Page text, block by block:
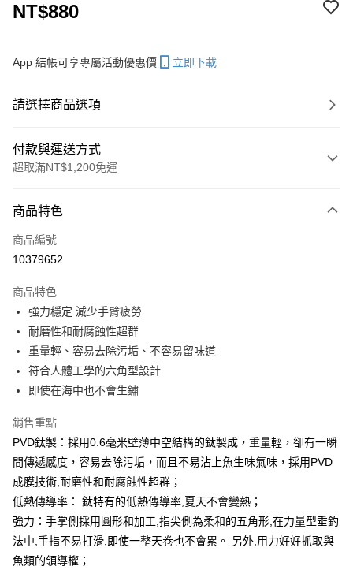
NT$880
App 結帳可享專屬活動優惠價 立即下載
請選擇商品選項
付款與運送方式
超取滿NT$1,200免運
信用卡一次付款
信用卡分期付款
合作金庫商業銀行
華南商業銀行
上海商業儲蓄銀行
國泰世華商業銀行
兆豐國際商業銀行
臺灣中小企業銀行
匯豐（台灣）商業銀行
聯邦商業銀行
元大商業銀行
台新國際商業銀行
中國信託商業銀行
台灣樂天信用卡公司
超商取貨付款
Apple Pay
街口支付
悠遊付
大哥付你分期
相關說明
【大哥付你分期使用說明】
2.付款方式選擇「大哥付你分期」，訂單成立後會自動跳轉到大哥付的交易
流程，驗證手機門號後，選擇欲分期的期數、繳款截止日，確認付款後即完
成交易。
3.實際核准額度、可分期數及費用金額請依後續交易確認頁面所載為準。
4.訂單成立30分鐘內，如未前往確認交易或遇審核未通過，訂單將自動取
消。如遇「轉專審核」未通過狀況，表示未達大哥付你分期系統評分，恕無
AFTEE先享後付
相關說明
【關於「AFTEE先享後付」】
AFTEE先享後付是「在收到商品之後才付款」的支付方式。 讓您購物簡單
便利好安心！
１．簡單：不需註冊會員、不需綁卡、不需儲值。
２．便利：只要手機號碼，簡訊認證，即可結帳。
ATM付款
貨到付款
商品特色
商品編號
10379652
商品特色
強力穩定 減少手臂疲勞
耐磨性和耐腐蝕性超群
重量輕、容易去除污垢、不容易留味道
符合人體工學的六角型設計
即使在海中也不會生鏽
銷售重點
PVD鈦製：採用0.6毫米壁薄中空結構的鈦製成，重量輕，卻有一瞬
間傳遞感度，容易去除污垢，而且不易沾上魚生味氣味，採用PVD
成膜技術,耐磨性和耐腐蝕性超群；
低熱傳導率： 鈦特有的低熱傳導率,夏天不會變熱；
強力：手掌側採用圓形和加工,指尖側為柔和的五角形,在力量型垂釣
法中,手指不易打滑,即使一整天卷也不會累。 另外,用力好好抓取與
魚類的領導權；